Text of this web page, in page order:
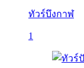
ทัวร์บึงกาฬ
1